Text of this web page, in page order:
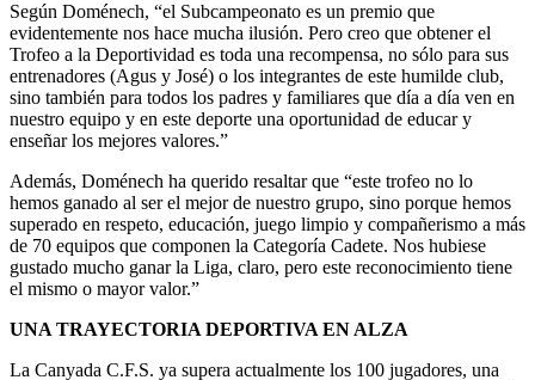
Según Doménech, “el Subcampeonato es un premio que
evidentemente nos hace mucha ilusión. Pero creo que obtener el
Trofeo a la Deportividad es toda una recompensa, no sólo para sus
entrenadores (Agus y José) o los integrantes de este humilde club,
sino también para todos los padres y familiares que día a día ven en
nuestro equipo y en este deporte una oportunidad de educar y
enseñar los mejores valores.”
Además, Doménech ha querido resaltar que “este trofeo no lo
hemos ganado al ser el mejor de nuestro grupo, sino porque hemos
superado en respeto, educación, juego limpio y compañerismo a más
de 70 equipos que componen la Categoría Cadete. Nos hubiese
gustado mucho ganar la Liga, claro, pero este reconocimiento tiene
el mismo o mayor valor.”
UNA TRAYECTORIA DEPORTIVA EN ALZA
La Canyada C.F.S. ya supera actualmente los 100 jugadores, una